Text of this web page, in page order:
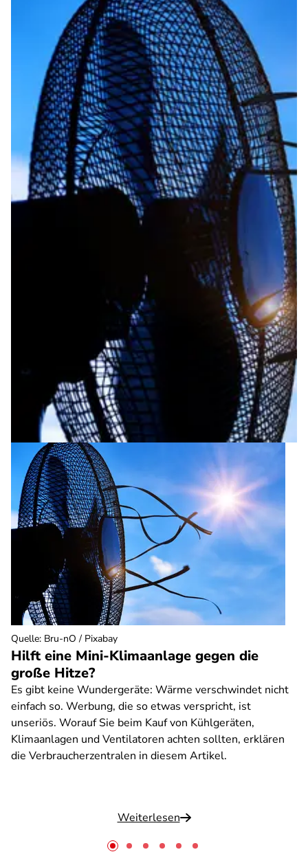
Hilft eine Mini-Klimaanlage gegen die
große Hitze?
Es gibt keine Wundergeräte: Wärme verschwindet nicht
einfach so. Werbung, die so etwas verspricht, ist
unseriös. Worauf Sie beim Kauf von Kühlgeräten,
Klimaanlagen und Ventilatoren achten sollten, erklären
die Verbraucherzentralen in diesem Artikel.
Weiterlesen
Quelle: Bru-nO / Pixabay